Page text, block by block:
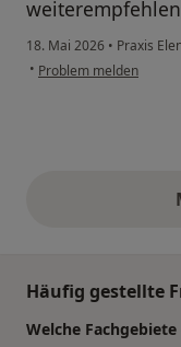
18. Mai 2026 • Praxis
• Problem melden
Häufig gestellte
Welche